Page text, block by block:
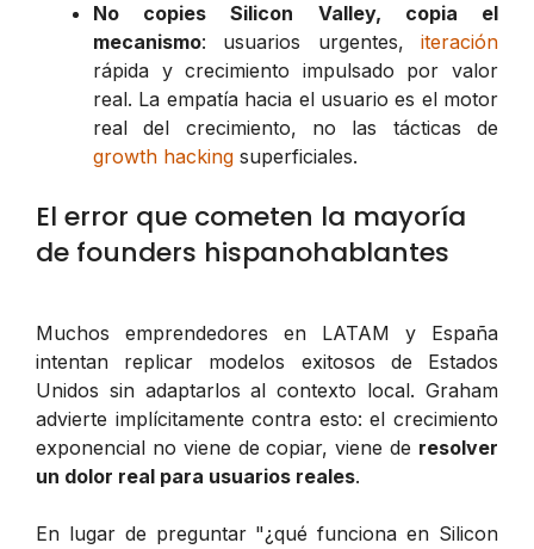
No copies Silicon Valley, copia el
mecanismo: usuarios urgentes, iteración
rápida y crecimiento impulsado por valor
real. La empatía hacia el usuario es el motor
real del crecimiento, no las tácticas de
growth hacking superficiales.
El error que cometen la mayoría
de founders hispanohablantes
Muchos emprendedores en LATAM y España
intentan replicar modelos exitosos de Estados
Unidos sin adaptarlos al contexto local. Graham
advierte implícitamente contra esto: el crecimiento
exponencial no viene de copiar, viene de resolver
un dolor real para usuarios reales.
En lugar de preguntar "¿qué funciona en Silicon